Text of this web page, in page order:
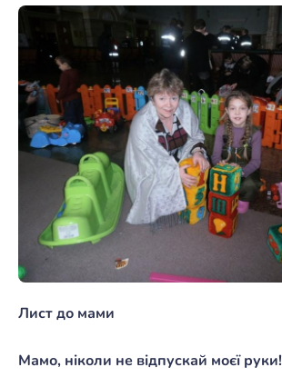
Лист до мами
Мамо, ніколи не відпускай моєї руки!